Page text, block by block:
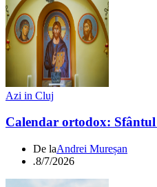
Azi in Cluj
Calendar ortodox:
De laAndrei Mureșan
.8/7/2026